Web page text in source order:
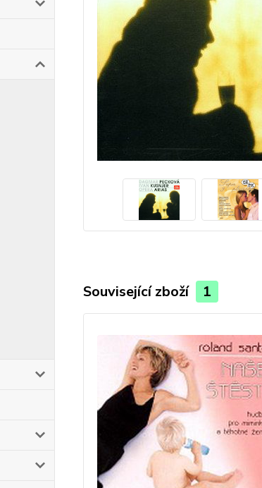
Související zboží 1